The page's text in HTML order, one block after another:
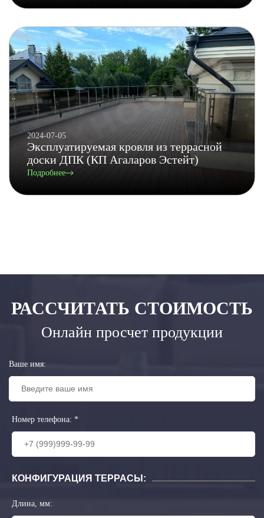
2024-07-05
Эксплуатируемая кровля из террасной
доски ДПК (КП Агаларов Эстейт)
Подробнее
РАССЧИТАТЬ СТОИМОСТЬ
Онлайн просчет продукции
Ваше имя:
Номер телефона: *
КОНФИГУРАЦИЯ ТЕРРАСЫ:
Длина, мм: